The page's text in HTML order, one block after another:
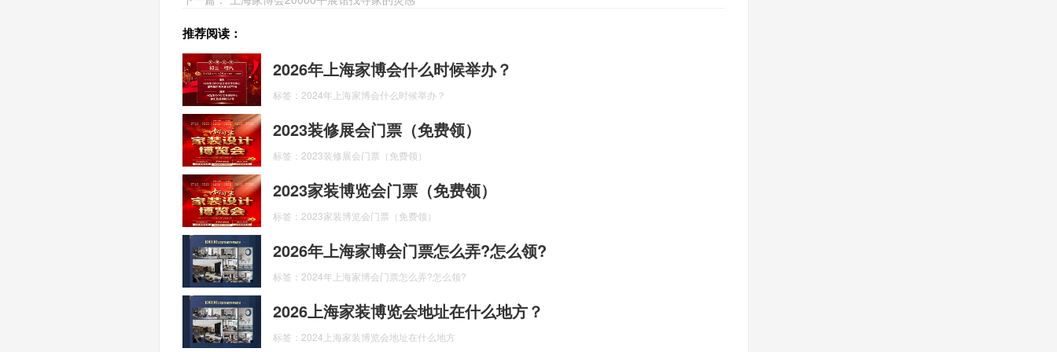
推荐阅读：
2026年上海家博会什么时候举办？
标签：2024年上海家博会什么时候举办？
2023装修展会门票（免费领）
标签：2023装修展会门票（免费领）
2023家装博览会门票（免费领）
标签：2023家装博览会门票（免费领）
2026年上海家博会门票怎么弄?怎么领?
标签：2024年上海家博会门票怎么弄?怎么领?
2026上海家装博览会地址在什么地方？
标签：2024上海家装博览会地址在什么地方